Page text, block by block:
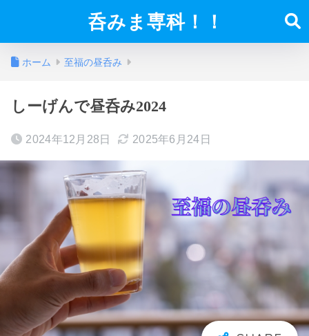
呑みま専科！！
ホーム 至福の昼呑み
しーげんで昼呑み2024
2024年12月28日 2025年6月24日